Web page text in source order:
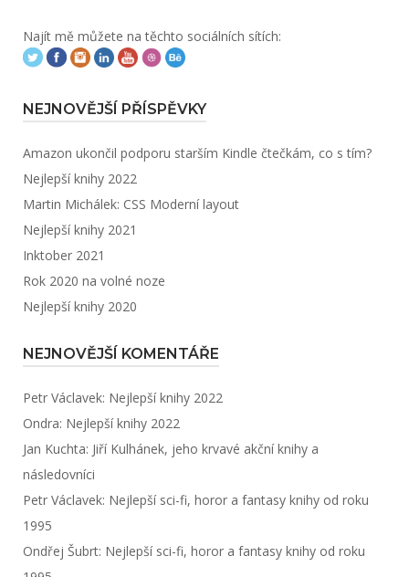
Najít mě můžete na těchto sociálních sítích:
NEJNOVĚJŠÍ PŘÍSPĚVKY
Amazon ukončil podporu starším Kindle čtečkám, co s tím?
Nejlepší knihy 2022
Martin Michálek: CSS Moderní layout
Nejlepší knihy 2021
Inktober 2021
Rok 2020 na volné noze
Nejlepší knihy 2020
NEJNOVĚJŠÍ KOMENTÁŘE
Petr Václavek: Nejlepší knihy 2022
Ondra: Nejlepší knihy 2022
Jan Kuchta: Jiří Kulhánek, jeho krvavé akční knihy a
následovníci
Petr Václavek: Nejlepší sci-fi, horor a fantasy knihy od roku
1995
Ondřej Šubrt: Nejlepší sci-fi, horor a fantasy knihy od roku